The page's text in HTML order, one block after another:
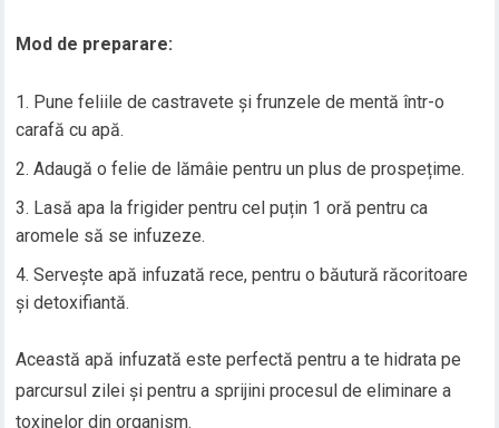
Mod de preparare:
Pune feliile de castravete și frunzele de mentă într-o
carafă cu apă.
Adaugă o felie de lămâie pentru un plus de prospețime.
Lasă apa la frigider pentru cel puțin 1 oră pentru ca
aromele să se infuzeze.
Servește apă infuzată rece, pentru o băutură răcoritoare
și detoxifiantă.
Această apă infuzată este perfectă pentru a te hidrata pe
parcursul zilei și pentru a sprijini procesul de eliminare a
toxinelor din organism.